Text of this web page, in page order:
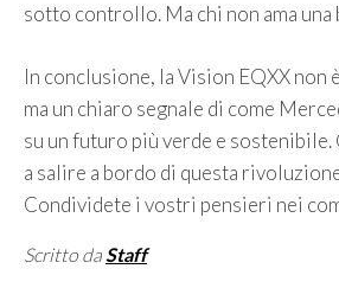
sotto controllo. Ma chi non ama una
In conclusione, la Vision EQXX non
ma un chiaro segnale di come
su un futuro più verde e
a salire a bordo di questa
Condividete i vostri pensieri nei
Scritto da Staff